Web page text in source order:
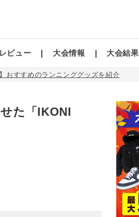
レビュー 大会情報 大会結果
おすすめのランニンググッズを紹介
た「IKONI